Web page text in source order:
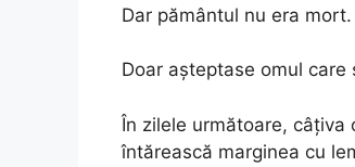
Dar pământul nu era mort.
Doar așteptase omul care
În zilele următoare,
întărească marginea cu